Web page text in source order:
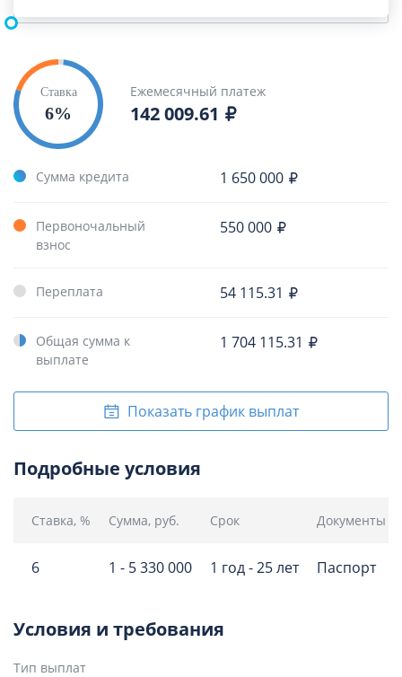
6%
Ставка Ежемесячный платеж
142 009.61
Сумма кредита 1 650 000
Первоночальный
взнос
550 000
Переплата 54 115.31
Общая сумма к
выплате
1 704 115.31
Показать график выплат
Подробные условия
Ставка, % Сумма, руб. Срок Документы
6 1 - 5 330 000 1 год - 25 лет Паспорт
Условия и требования
Тип выплат